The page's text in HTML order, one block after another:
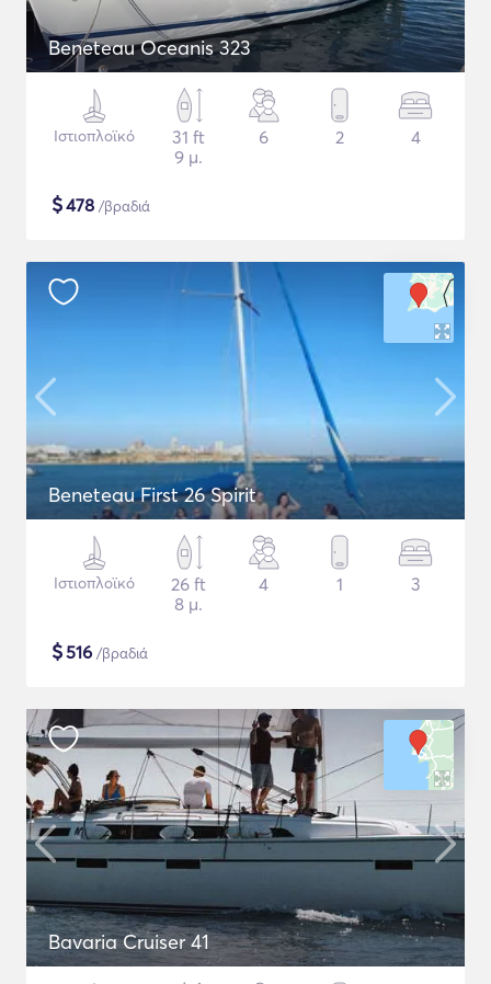
Beneteau Oceanis 323
Ιστιοπλοϊκό
31 ft
9 μ.
6 2 4
$478 /βραδιά
Beneteau First 26 Spirit
Ιστιοπλοϊκό
26 ft
8 μ.
4 1 3
$516 /βραδιά
Bavaria Cruiser 41